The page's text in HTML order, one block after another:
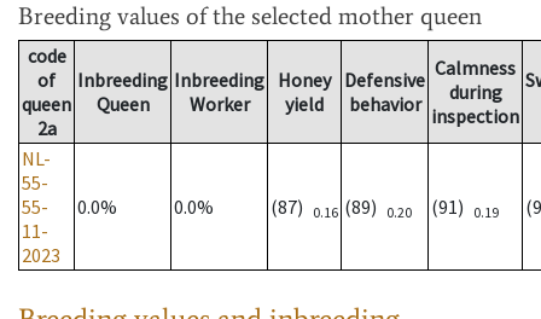
Breeding values of the selected mother queen
code
of
queen
2a
Inbreeding
Queen
Inbreeding
Worker
Honey
yield
Defensive
behavior
Calmness
during
inspection
NL-
55-
55-
11-
2023
0.0% 0.0% (87) 0.16 (89) 0.20 (91) 0.19